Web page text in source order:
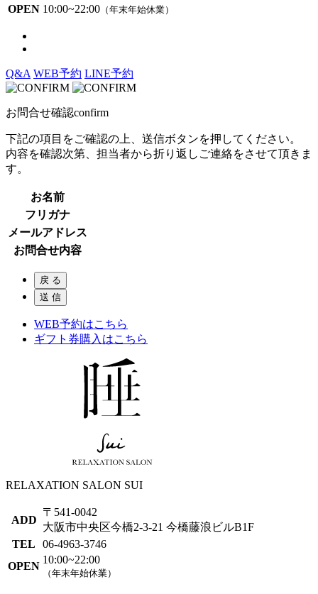
OPEN 10:00~22:00 （年末年始休業）
Q&A WEB予約 LINE予約
お問合せ確認confirm
下記の項目をご確認の上、送信ボタンを押してください。
内容を確認次第、担当者から折り返しご連絡をさせて頂きま
す。
お名前
フリガナ
メールアドレス
お問合せ内容
戻 る
送 信
WEB予約はこちら
ギフト券購入はこちら
RELAXATION SALON SUI
ADD
〒541-0042
大阪市中央区今橋2-3-21 今橋藤浪ビルB1F
TEL
06-4963-3746
OPEN
10:00~22:00
（年末年始休業）